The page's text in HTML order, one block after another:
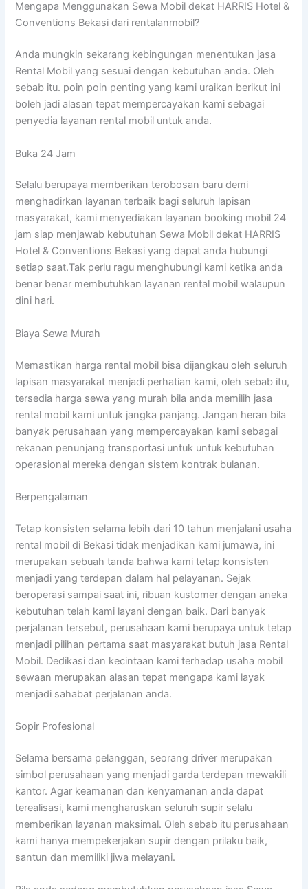
Mengapa Menggunakan Sewa Mobil dekat HARRIS Hotel &
Conventions Bekasi dari rentalanmobil?
Anda mungkin sekarang kebingungan menentukan jasa
Rental Mobil yang sesuai dengan kebutuhan anda. Oleh
sebab itu. poin poin penting yang kami uraikan berikut ini
boleh jadi alasan tepat mempercayakan kami sebagai
penyedia layanan rental mobil untuk anda.
Buka 24 Jam
Selalu berupaya memberikan terobosan baru demi
menghadirkan layanan terbaik bagi seluruh lapisan
masyarakat, kami menyediakan layanan booking mobil 24
jam siap menjawab kebutuhan Sewa Mobil dekat HARRIS
Hotel & Conventions Bekasi yang dapat anda hubungi
setiap saat.Tak perlu ragu menghubungi kami ketika anda
benar benar membutuhkan layanan rental mobil walaupun
dini hari.
Biaya Sewa Murah
Memastikan harga rental mobil bisa dijangkau oleh seluruh
lapisan masyarakat menjadi perhatian kami, oleh sebab itu,
tersedia harga sewa yang murah bila anda memilih jasa
rental mobil kami untuk jangka panjang. Jangan heran bila
banyak perusahaan yang mempercayakan kami sebagai
rekanan penunjang transportasi untuk untuk kebutuhan
operasional mereka dengan sistem kontrak bulanan.
Berpengalaman
Tetap konsisten selama lebih dari 10 tahun menjalani usaha
rental mobil di Bekasi tidak menjadikan kami jumawa, ini
merupakan sebuah tanda bahwa kami tetap konsisten
menjadi yang terdepan dalam hal pelayanan. Sejak
beroperasi sampai saat ini, ribuan kustomer dengan aneka
kebutuhan telah kami layani dengan baik. Dari banyak
perjalanan tersebut, perusahaan kami berupaya untuk tetap
menjadi pilihan pertama saat masyarakat butuh jasa Rental
Mobil. Dedikasi dan kecintaan kami terhadap usaha mobil
sewaan merupakan alasan tepat mengapa kami layak
menjadi sahabat perjalanan anda.
Sopir Profesional
Selama bersama pelanggan, seorang driver merupakan
simbol perusahaan yang menjadi garda terdepan mewakili
kantor. Agar keamanan dan kenyamanan anda dapat
terealisasi, kami mengharuskan seluruh supir selalu
memberikan layanan maksimal. Oleh sebab itu perusahaan
kami hanya mempekerjakan supir dengan prilaku baik,
santun dan memiliki jiwa melayani.